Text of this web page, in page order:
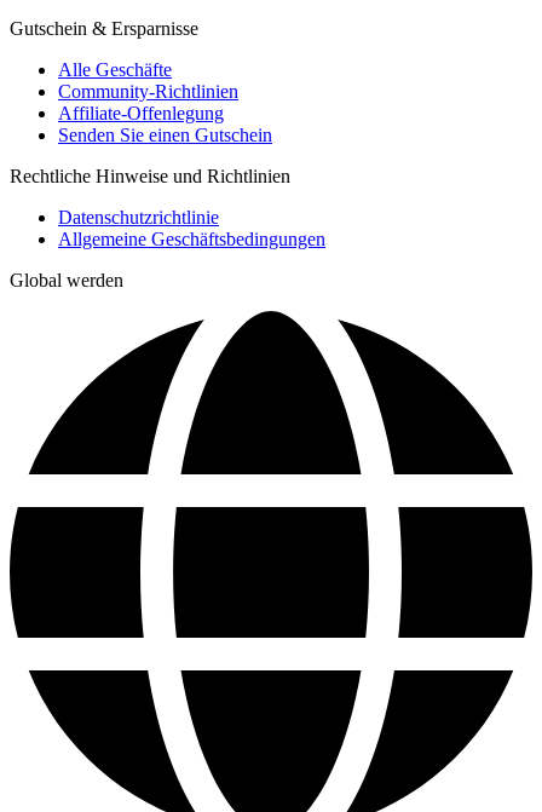
Gutschein & Ersparnisse
Alle Geschäfte
Community-Richtlinien
Affiliate-Offenlegung
Senden Sie einen Gutschein
Rechtliche Hinweise und Richtlinien
Datenschutzrichtlinie
Allgemeine Geschäftsbedingungen
Global werden